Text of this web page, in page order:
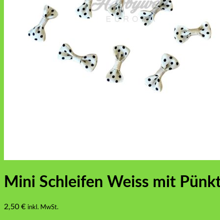
Mini Schleifen Weiss mit
2,50 € inkl. MwSt.